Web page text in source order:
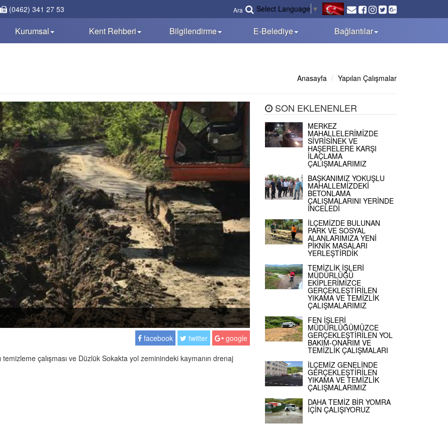
(0462) 341 27 53 Ara Select Language ▼
Kurumsal Kent Rehberi Bilgilendirme E-Belediye Bağlantılar
Anasayfa Yapılan Çalışmalar
facebook
twitter
google
çalışması ve Düzlük Sokakta yol zeminindeki kaymanın drenaj
SON EKLENENLER
MERKEZ
MAHALLELERİMİZDE
SİVRİSİNEK VE
HAŞERELERE KARŞI
İLAÇLAMA
ÇALIŞMALARIMIZ
BAŞKANIMIZ YOKUŞLU
MAHALLEMİZDEKİ
BETONLAMA
ÇALIŞMALARINI YERİNDE
İNCELEDİ
İLÇEMİZDE BULUNAN
PARK VE SOSYAL
ALANLARIMIZA YENİ
PİKNİK MASALARI
YERLEŞTİRDİK
TEMİZLİK İŞLERİ
MÜDÜRLÜĞÜ
EKİPLERİMİZCE
GERÇEKLEŞTİRİLEN
YIKAMA VE TEMİZLİK
ÇALIŞMALARIMIZ
FEN İŞLERİ
MÜDÜRLÜĞÜMÜZCE
GERÇEKLEŞTİRİLEN YOL
BAKIM-ONARIM VE
TEMİZLİK ÇALIŞMALARI
İLÇEMİZ GENELİNDE
GERÇEKLEŞTİRİLEN
YIKAMA VE TEMİZLİK
ÇALIŞMALARIMIZ
DAHA TEMİZ BİR YOMRA
İÇİN ÇALIŞIYORUZ